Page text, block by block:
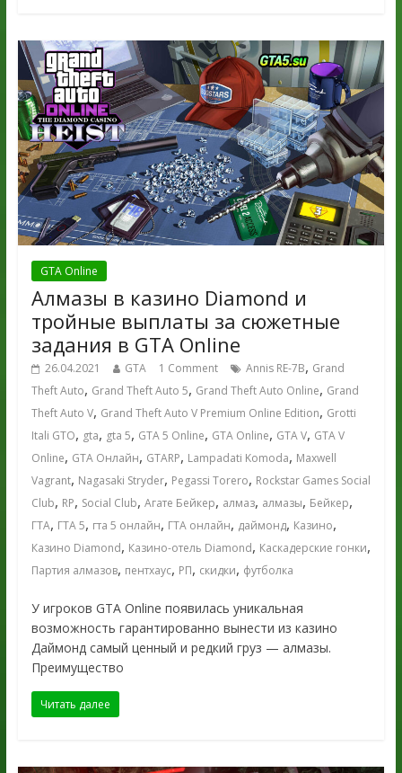
GTA Online
Алмазы в казино Diamond и
тройные выплаты за сюжетные
задания в GTA Online
26.04.2021 GTA 1 Comment Annis RE-7B, Grand
Theft Auto, Grand Theft Auto 5, Grand Theft Auto Online, Grand
Theft Auto V, Grand Theft Auto V Premium Online Edition, Grotti
Itali GTO, gta, gta 5, GTA 5 Online, GTA Online, GTA V, GTA V
Online, GTA Онлайн, GTARP, Lampadati Komoda, Maxwell
Vagrant, Nagasaki Stryder, Pegassi Torero, Rockstar Games Social
Club, RP, Social Club, Агате Бейкер, алмаз, алмазы, Бейкер,
ГТА, ГТА 5, гта 5 онлайн, ГТА онлайн, даймонд, Казино,
Казино Diamond, Казино-отель Diamond, Каскадерские гонки,
Партия алмазов, пентхаус, РП, скидки, футболка
У игроков GTA Online появилась уникальная
возможность гарантированно вынести из казино
Даймонд самый ценный и редкий груз — алмазы.
Преимущество
Читать далее